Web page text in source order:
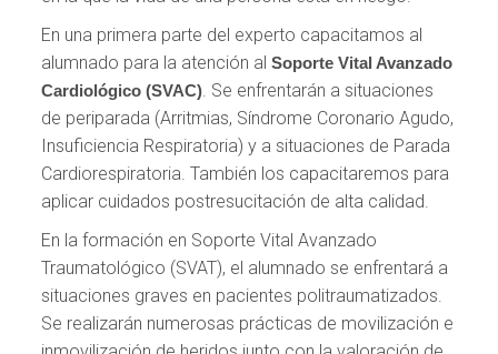
En una primera parte del experto capacitamos al
alumnado para la atención alSoporte Vital Avanzado
Cardiológico (SVAC). Se enfrentarán a situaciones
de periparada (Arritmias, Síndrome Coronario Agudo,
Insuficiencia Respiratoria) y a situaciones de Parada
Cardiorespiratoria. También los capacitaremos para
aplicar cuidados postresucitación de alta calidad.
En la formación en Soporte Vital Avanzado
Traumatológico (SVAT), el alumnado se enfrentará a
situaciones graves en pacientes politraumatizados.
Se realizarán numerosas prácticas de movilización e